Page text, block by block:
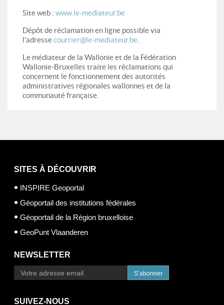
Site web : www.le-mediateur.be
Dépôt de réclamation en ligne possible via
l'adressecourrier@le-mediateur.be
Le médiateur de la Wallonie et de la Fédération
Wallonie-Bruxelles traite les réclamations qui
concernent le fonctionnement des autorités
administratives régionales wallonnes et de la
communauté française.
SITES À DÉCOUVRIR
INSPIRE Geoportal
Géoportail des institutions fédérales
Géoportail de la Région bruxelloise
GeoPunt Vlaanderen
NEWSLETTER
S’abonner
SUIVEZ-NOUS